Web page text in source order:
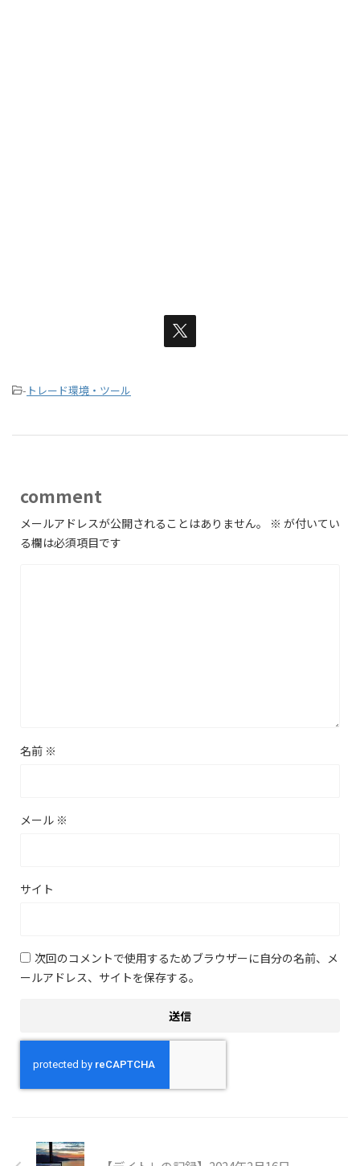
- トレード環境・ツール
comment
メールアドレスが公開されることはありません。 ※ が付いてい
る欄は必須項目です
名前 ※
メール ※
サイト
次回のコメントで使用するためブラウザーに自分の名前、メ
ールアドレス、サイトを保存する。